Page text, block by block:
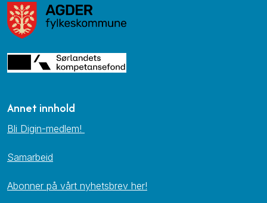
Annet innhold
Bli Digin-medlem!
Samarbeid
Abonner på vårt nyhetsbrev her!